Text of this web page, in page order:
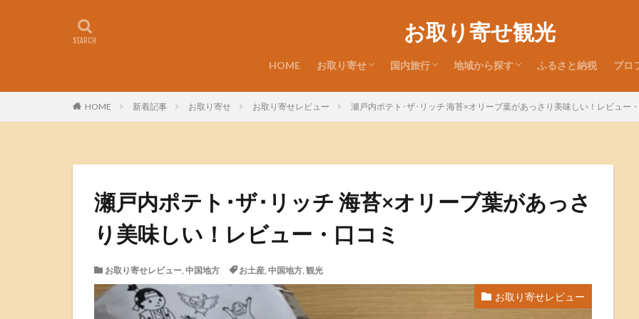
お取り寄せ観光
HOME お取り寄せ
お取り寄せレビュー
お取り寄せ特集
お取り寄せ情報
国内旅行
旅行記
お土産レビュー
地域から探す
北海道
東北地方
関東地方
北陸地方
近畿地方
中国地方
四国地方
九州・沖縄地方
ふるさと納税 プロ
HOME 新着記事 お取り寄せ お取り寄せレビュー 瀬戸内ポテト･ザ･リッチ 海苔×オリーブ葉があっさり美味しい！レビュー
瀬戸内ポテト･ザ･リッチ 海苔×オリーブ葉があっさ
り美味しい！レビュー・口コミ
お取り寄せレビュー, 中国地方 お土産, 中国地方, 観光
お取り寄せレビュー